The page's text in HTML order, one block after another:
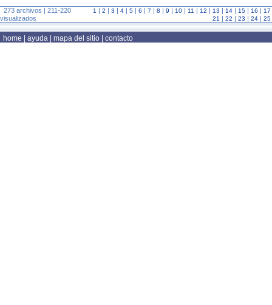
273 archivos | 211-220
visualizados
1 | 2 | 3 | 4 | 5 | 6 | 7 | 8 | 9 | 10 | 11 | 12 | 13 | 14 | 15 | 16 | 17
21 | 22 | 23 | 24 | 25
home ayuda mapa del sitio contacto